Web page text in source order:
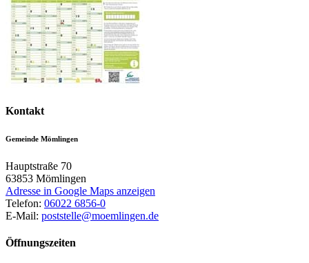
Kontakt
Gemeinde Mömlingen
Hauptstraße 70
63853 Mömlingen
Adresse in Google Maps anzeigen
Telefon: 06022 6856-0
E-Mail: poststelle@moemlingen.de
Öffnungszeiten